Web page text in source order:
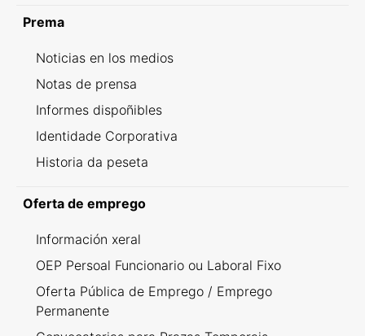
Prema
Noticias en los medios
Notas de prensa
Informes dispoñibles
Identidade Corporativa
Historia da peseta
Oferta de emprego
Información xeral
OEP Persoal Funcionario ou Laboral Fixo
Oferta Pública de Emprego / Emprego
Permanente